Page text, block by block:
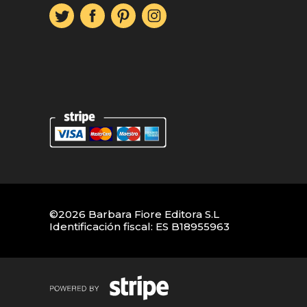
©2026 Barbara Fiore Editora S.L
Identificación fiscal: ES B18955963